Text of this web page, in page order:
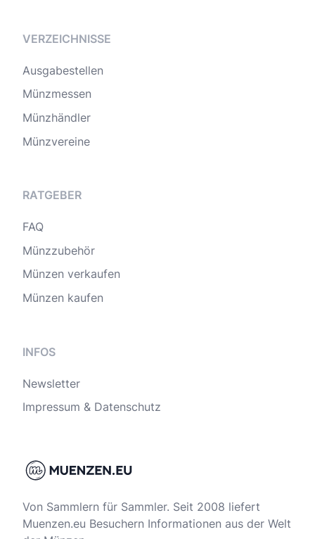
Von Sammlern für Sammler. Seit 2008 liefert
Muenzen.eu Besuchern Informationen aus der Welt
VERZEICHNISSE
Ausgabestellen
Münzmessen
Münzhändler
Münzvereine
RATGEBER
FAQ
Münzzubehör
Münzen verkaufen
Münzen kaufen
INFOS
Newsletter
Impressum & Datenschutz